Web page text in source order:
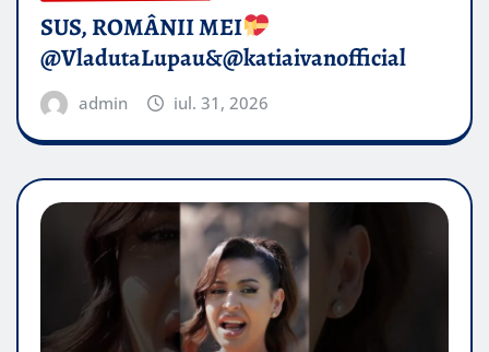
SUS, ROMÂNII MEI
@VladutaLupau&@katiaivanofficial
admin iul. 31, 2026